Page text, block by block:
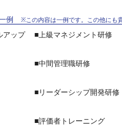
例 ※この内容は一例です。この他にも
アップ ■上級マネジメント研修
■中間管理職研修
■リーダーシップ開発研修
■評価者トレーニング